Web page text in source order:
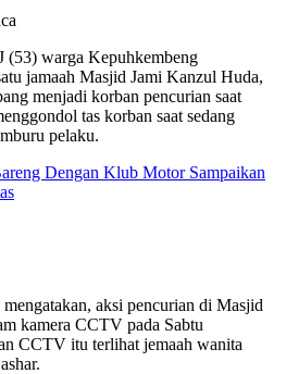
(53) warga Kepuhkembeng
jamaah Masjid Jami Kanzul Huda,
menjadi korban pencurian saat
tas korban saat sedang
pelaku.
Dengan Klub Motor Sampaikan
aksi pencurian di Masjid
kamera CCTV pada Sabtu
CCTV itu terlihat jemaah wanita